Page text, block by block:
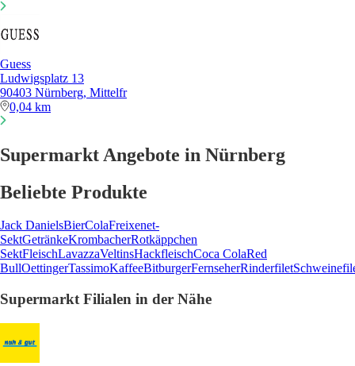
Guess
Ludwigsplatz 13
90403 Nürnberg, Mittelfr
0,04 km
Supermarkt Angebote in Nürnberg
Beliebte Produkte
Jack DanielsBierColaFreixenet-
SektGetränkeKrombacherRotkäppchen
SektFleischLavazzaVeltinsHackfleischCoca ColaRed
BullOettingerTassimoKaffeeBitburgerFernseherRinderfilet
Supermarkt Filialen in der Nähe